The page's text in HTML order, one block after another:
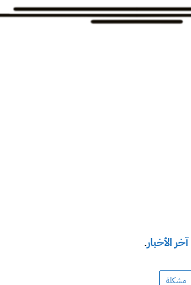
آخر الأخبار.
مشكلة